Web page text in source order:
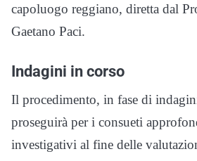
capoluogo reggiano, diretta dal
Gaetano Paci.
Indagini in corso
Il procedimento, in fase di
proseguirà per i consueti
investigativi al fine delle